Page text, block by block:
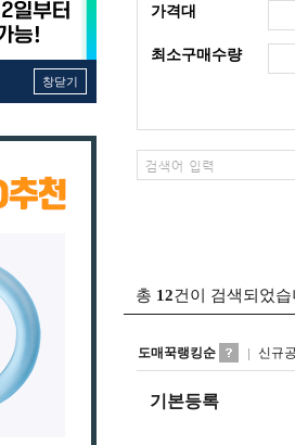
창닫기
가격대
최소구매수량
총 12건이 검색되었
도매꾹랭킹순 신규
기본등록